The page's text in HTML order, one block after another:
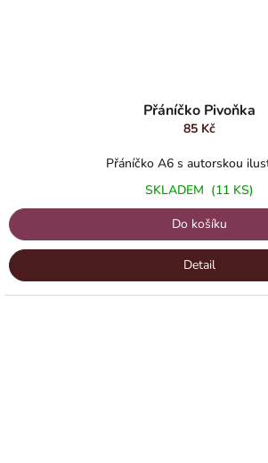
Přáníčko Pivoňka
85 Kč
Přáníčko A6 s autorskou
SKLADEM (11 KS)
Do košíku
Detail